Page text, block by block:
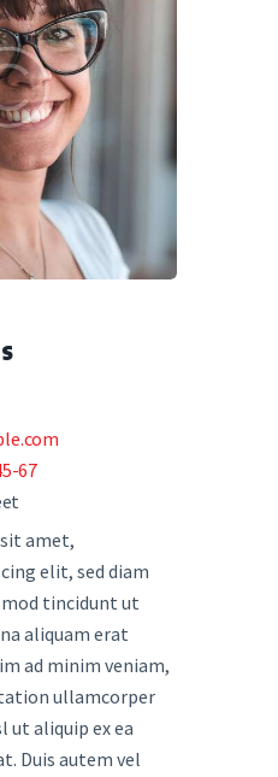
67
amet,
elit, sed diam
tincidunt ut
aliquam erat
ad minim veniam,
ullamcorper
aliquip ex ea
Duis autem vel